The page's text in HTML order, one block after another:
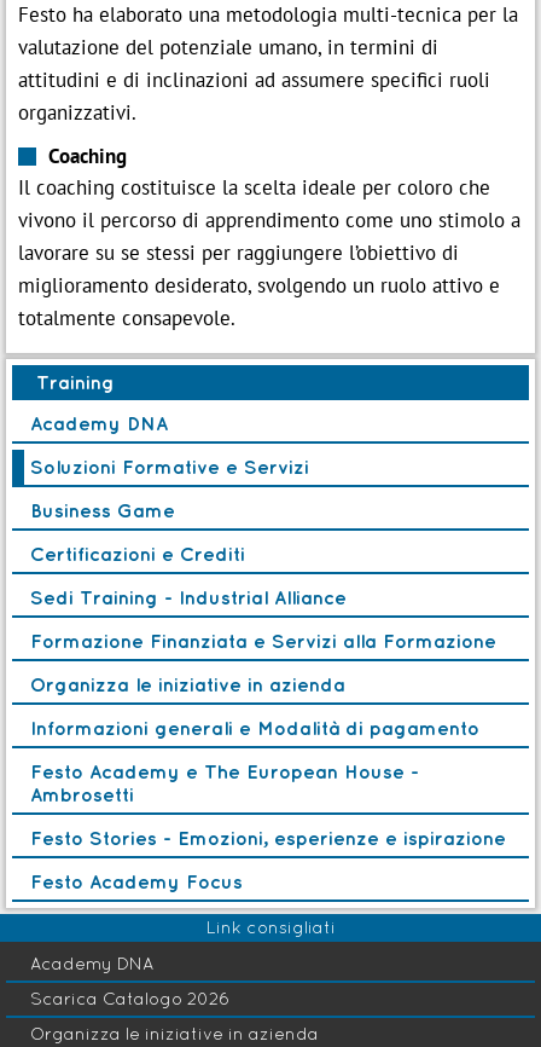
Festo ha elaborato una metodologia multi-tecnica per la
valutazione del potenziale umano, in termini di
attitudini e di inclinazioni ad assumere specifici ruoli
organizzativi.
Coaching
Il coaching costituisce la scelta ideale per coloro che
vivono il percorso di apprendimento come uno stimolo a
lavorare su se stessi per raggiungere l’obiettivo di
miglioramento desiderato, svolgendo un ruolo attivo e
totalmente consapevole.
Training
Academy DNA
Soluzioni Formative e Servizi
Business Game
Certificazioni e Crediti
Sedi Training - Industrial Alliance
Formazione Finanziata e Servizi alla Formazione
Organizza le iniziative in azienda
Informazioni generali e Modalità di pagamento
Festo Academy e The European House -
Ambrosetti
Festo Stories - Emozioni, esperienze e ispirazione
Festo Academy Focus
Link consigliati
Academy DNA
Scarica Catalogo 2026
Organizza le iniziative in azienda